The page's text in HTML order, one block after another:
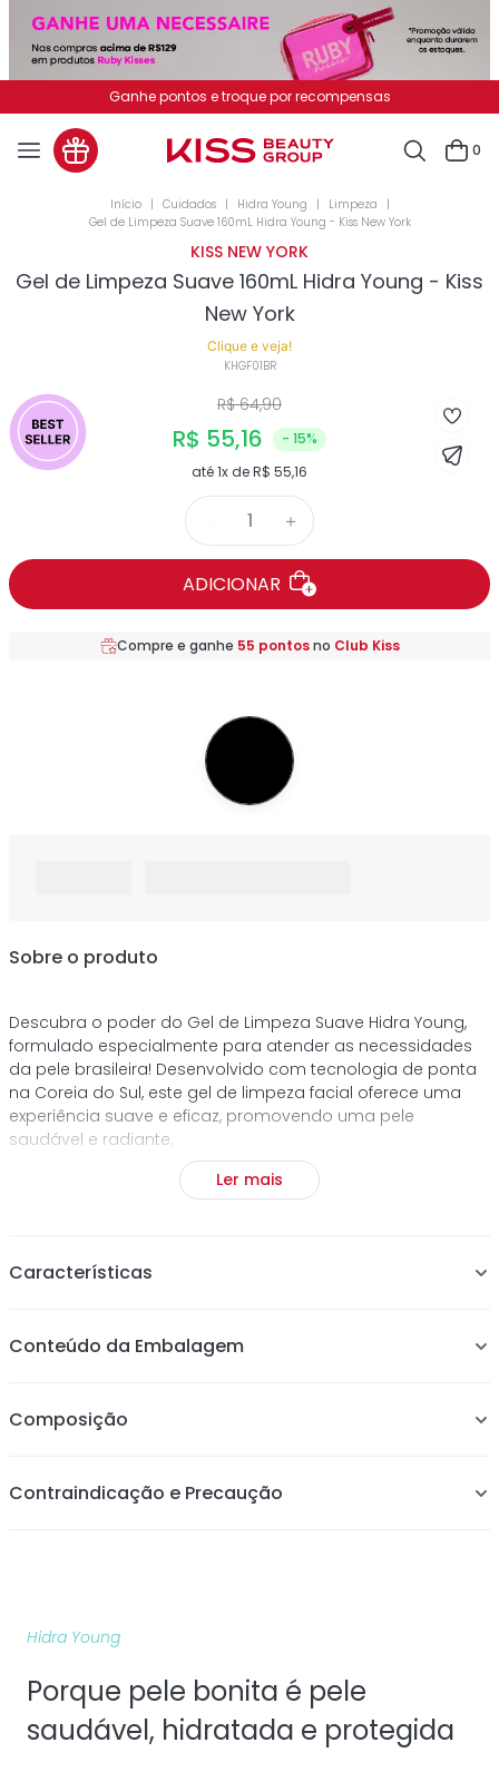
Ganhe pontos e troque por recompensas
0
Cuidados Hidra Young
Limpeza
Gel de Limpeza Suave 160mL Hidra Young - Kiss New York
KISS NEW YORK
Gel de Limpeza Suave 160mL Hidra Young - Kiss
New York
Clique e veja!
KHGF01BR
R$ 64,90
R$ 55,16
- 15%
até1x deR$ 55,16
＋
ADICIONAR
Compre e ganhe 55 pontosno Club Kiss
Sobre o produto
Descubra o poder do Gel de Limpeza Suave Hidra Young,
formulado especialmente para atender as necessidades
da pele brasileira! Desenvolvido com tecnologia de ponta
na Coreia do Sul, este gel de limpeza facial oferece uma
experiência suave e eficaz, promovendo uma pele
saudável e radiante.
vegano clean beauty
Ler mais
Características
Limpeza Suave e Eficaz: Com sua fórmula delicada, o Gel
de Limpeza Hidra Young remove impurezas, resíduos de
agredir ou ressecar a pele. Ideal para o uso diário, ele
garante uma pele limpa e radiante.
Vera e Centella Asiática proporciona uma ação
calmante, ajuda a uniformizar a textura da pele e
oleosidade, enquanto 82% relataram uma pele
Dermatologicamente Testado: Este gel de limpeza é
seguro para todos os tipos de pele, incluindo peles
sensíveis. É hipoalergênico e possui certificações de
Conteúdo da Embalagem
Composição
Contraindicação e Precaução
Hidra Young
Porque pele bonita é pele
saudável, hidratada e protegida